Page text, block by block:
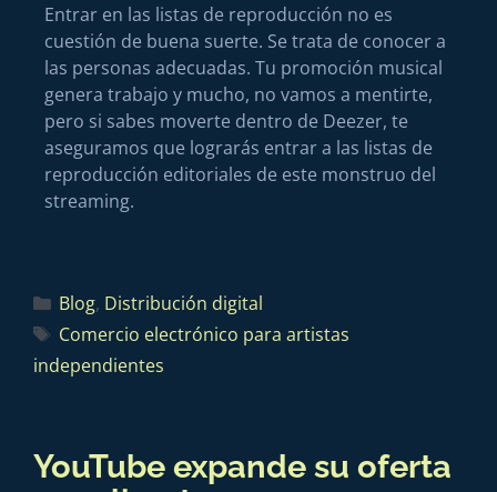
Entrar en las listas de reproducción no es
cuestión de buena suerte. Se trata de conocer a
las personas adecuadas. Tu promoción musical
genera trabajo y mucho, no vamos a mentirte,
pero si sabes moverte dentro de Deezer, te
aseguramos que lograrás entrar a las listas de
reproducción editoriales de este monstruo del
streaming.
Blog, Distribución digital
Comercio electrónico para artistas
independientes
YouTube expande su oferta